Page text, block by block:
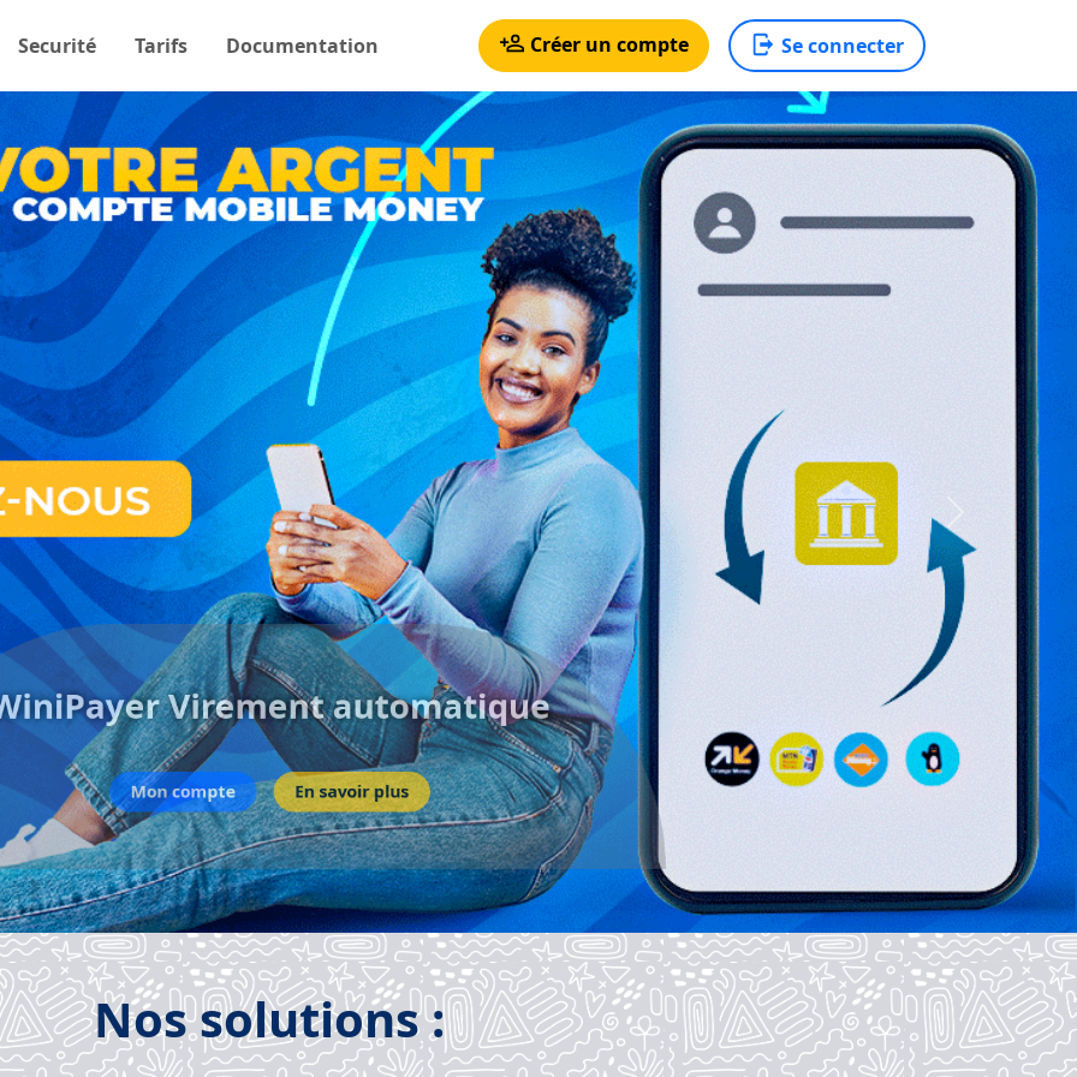
Securité Tarifs Documentation Créer un compte Se connecter
Virement automatique
Mon compte En savoir plus
Next
Nos solutions :